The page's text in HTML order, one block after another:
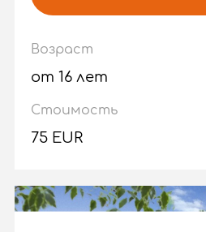
Возраст
от 16 лет
Стоимость
75 EUR